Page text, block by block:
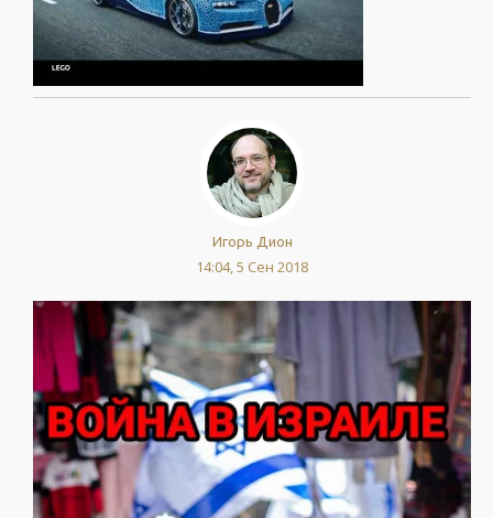
Игорь Дион
14:04, 5 Сен 2018